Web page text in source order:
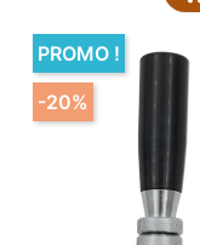
PROMO !
-20%